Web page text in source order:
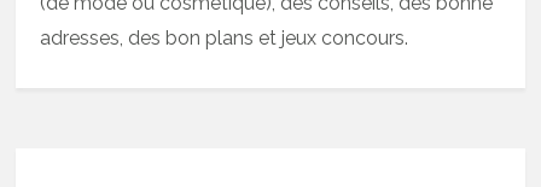
adresses, des bon plans et jeux concours.